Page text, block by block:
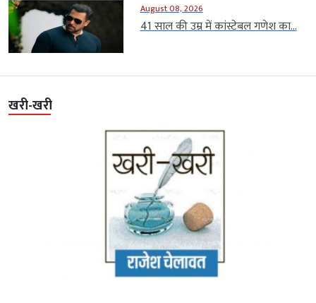
August 08, 2026
41 साल की उम्र में कांस्टेबल गणेश का...
खरी-खरी